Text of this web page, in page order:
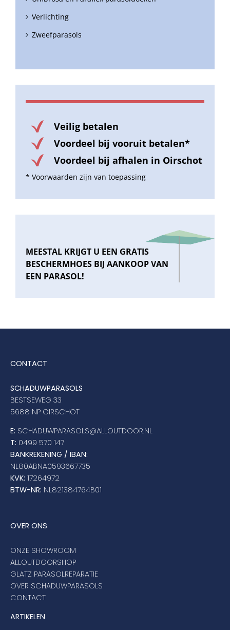
Verlichting
Zweefparasols
Veilig betalen
Voordeel bij vooruit betalen*
Voordeel bij afhalen in Oirschot
* Voorwaarden zijn van toepassing
MEESTAL KRIJGT U EEN GRATIS
BESCHERMHOES BIJ AANKOOP VAN
EEN PARASOL!
CONTACT
SCHADUWPARASOLS
BESTSEWEG 33
5688 NP OIRSCHOT
E: SCHADUWPARASOLS@ALLOUTDOOR.NL
T: 0499 570 147
BANKREKENING / IBAN:
NL80ABNA0593667735
KVK: 17264972
BTW-NR: NL821384764B01
OVER ONS
ONZE SHOWROOM
ALLOUTDOORSHOP
GLATZ PARASOLREPARATIE
OVER SCHADUWPARASOLS
CONTACT
ARTIKELEN